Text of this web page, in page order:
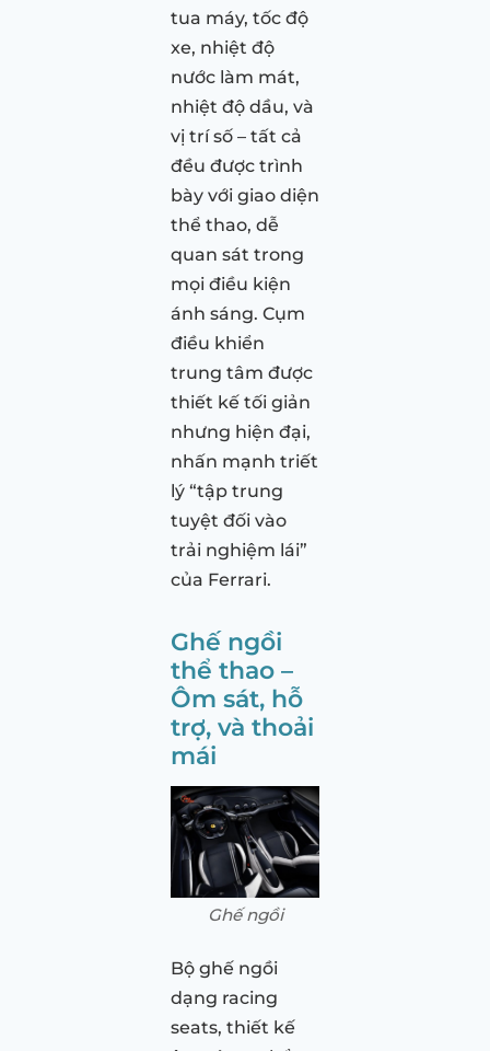
tua máy, tốc độ
xe, nhiệt độ
nước làm mát,
nhiệt độ dầu, và
vị trí số – tất cả
đều được trình
bày với giao diện
thể thao, dễ
quan sát trong
mọi điều kiện
ánh sáng. Cụm
điều khiển
trung tâm được
thiết kế tối giản
nhưng hiện đại,
nhấn mạnh triết
lý “tập trung
tuyệt đối vào
trải nghiệm lái”
của Ferrari.
Ghế ngồi
thể thao –
Ôm sát, hỗ
trợ, và thoải
mái
Ghế ngồi
Bộ ghế ngồi
dạng racing
seats, thiết kế